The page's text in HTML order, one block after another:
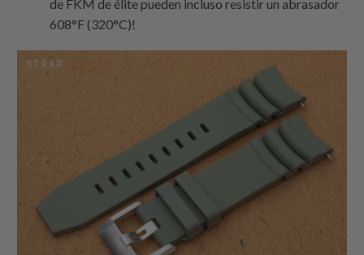
de FKM de élite pueden incluso resistir un abrasador
608°F (320°C)!